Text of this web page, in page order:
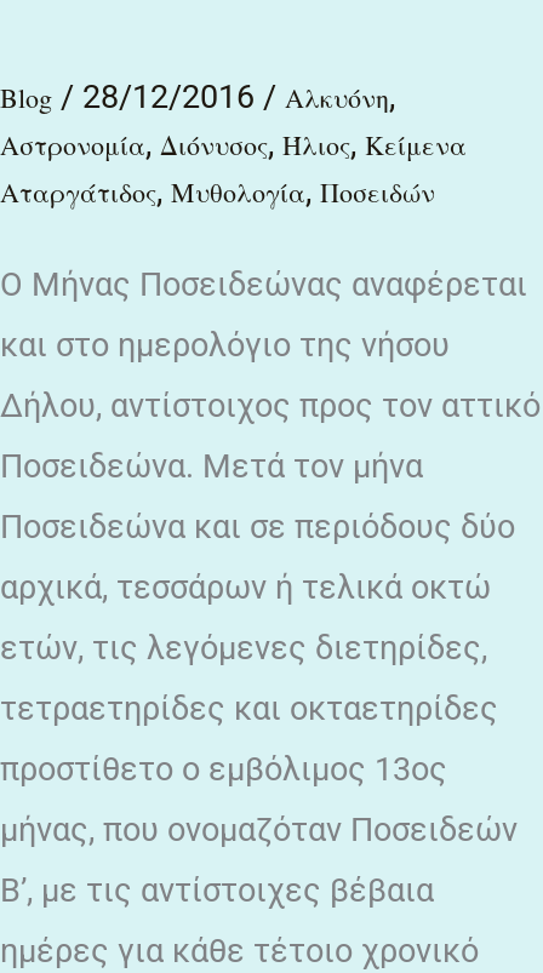
Blog / 28/12/2016 / Αλκυόνη,
Αστρονομία, Διόνυσος, Ήλιος, Κείμενα
Αταργάτιδος, Μυθολογία, Ποσειδών
O Μήνας Ποσειδεώνας αναφέρεται
και στο ημερολόγιο της νήσου
Δήλου, αντίστοιχος προς τον αττικό
Ποσειδεώνα. Μετά τον μήνα
Ποσειδεώνα και σε περιόδους δύο
αρχικά, τεσσάρων ή τελικά οκτώ
ετών, τις λεγόμενες διετηρίδες,
τετραετηρίδες και οκταετηρίδες
προστίθετο ο εμβόλιμος 13ος
μήνας, που ονομαζόταν Ποσειδεών
Β’, με τις αντίστοιχες βέβαια
ημέρες για κάθε τέτοιο χρονικό